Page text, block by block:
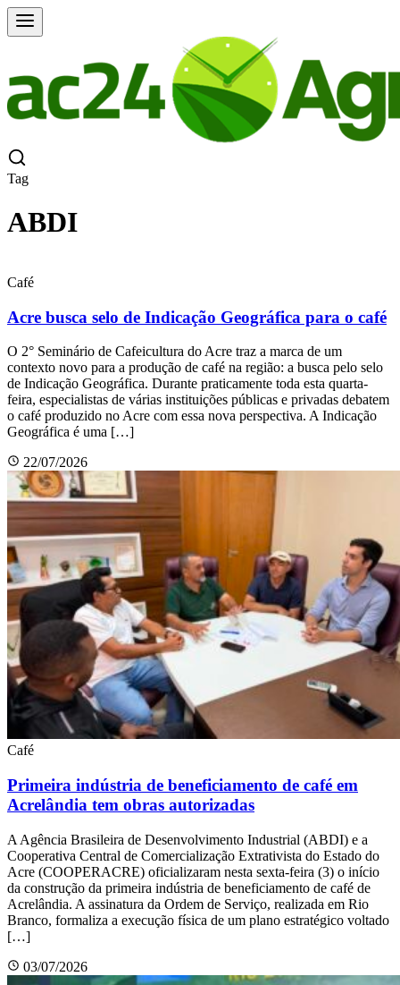
Tag
ABDI
Café
Acre busca selo de Indicação Geográfica para o café
O 2° Seminário de Cafeicultura do Acre traz a marca de um
contexto novo para a produção de café na região: a busca pelo selo
de Indicação Geográfica. Durante praticamente toda esta quarta-
feira, especialistas de várias instituições públicas e privadas debatem
o café produzido no Acre com essa nova perspectiva. A Indicação
Geográfica é uma […]
22/07/2026
Café
Primeira indústria de beneficiamento de café em
Acrelândia tem obras autorizadas
A Agência Brasileira de Desenvolvimento Industrial (ABDI) e a
Cooperativa Central de Comercialização Extrativista do Estado do
Acre (COOPERACRE) oficializaram nesta sexta-feira (3) o início
da construção da primeira indústria de beneficiamento de café de
Acrelândia. A assinatura da Ordem de Serviço, realizada em Rio
Branco, formaliza a execução física de um plano estratégico voltado
[…]
03/07/2026